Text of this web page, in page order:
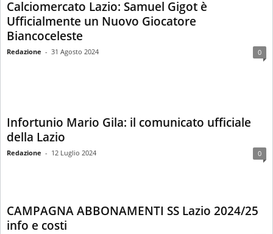
Calciomercato Lazio: Samuel Gigot è
Ufficialmente un Nuovo Giocatore
Biancoceleste
Redazione - 31 Agosto 2024 0
Infortunio Mario Gila: il comunicato ufficiale
della Lazio
Redazione - 12 Luglio 2024 0
CAMPAGNA ABBONAMENTI SS Lazio 2024/25
info e costi